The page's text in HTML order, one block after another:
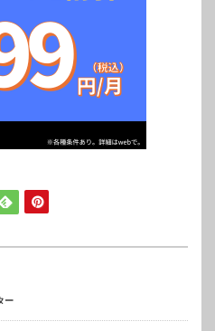
に転校してくる1年前を描いた
学園ライ...
ー